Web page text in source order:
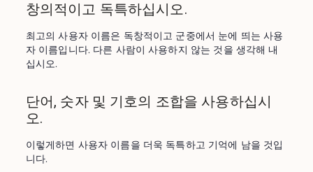
창의적이고 독특하십시오.
최고의 사용자 이름은 독창적이고 군중에서 눈에 띄는 사용
자 이름입니다. 다른 사람이 사용하지 않는 것을 생각해 내
십시오.
단어, 숫자 및 기호의 조합을 사용하십시
오.
이렇게하면 사용자 이름을 더욱 독특하고 기억에 남을 것입
니다.